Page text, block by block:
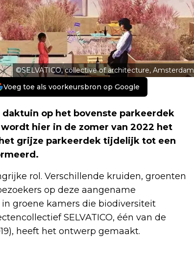
©SELVATICO, collective of architecture, Amsterdam
Voeg toe als voorkeursbron op Google
daktuin op het bovenste parkeerdek
hier in de zomer van 2022 het
grijze parkeerdek tijdelijk tot een
rol. Verschillende kruiden, groenten
op deze aangename
groene kamers die biodiversiteit
SELVATICO, één van de
heeft het ontwerp gemaakt.